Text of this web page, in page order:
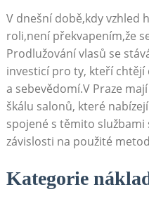
V dnešní době,kdy vzhled
roli,není překvapením,že
Prodlužování vlasů se
investicí pro ty, kteří chtějí
a sebevědomí.V Praze
škálu salonů, které
spojené s těmito
závislosti na použité
Kategorie